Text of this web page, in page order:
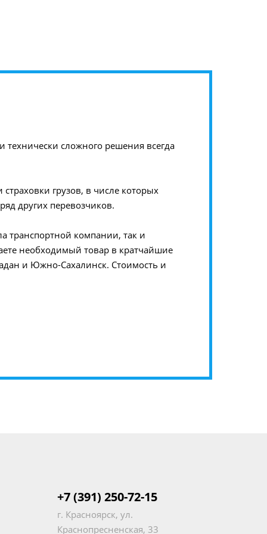
сложного решения всегда
грузов, в числе которых
других перевозчиков.
транспортной компании, так и
необходимый товар в кратчайшие
и Южно-Сахалинск. Стоимость и
+7 (391) 250-72-15
г. Красноярск, ул.
Краснопресненская, 33